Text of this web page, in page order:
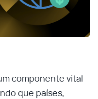
componente vital
que países,